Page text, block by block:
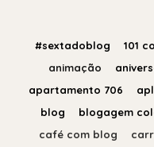
#sextadoblog 101
animação
apartamento 706
blog
blogagem
café com blog